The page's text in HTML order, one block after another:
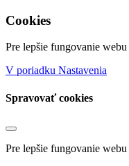
Cookies
Pre lepšie fungovanie
V poriadku Nastavenia
Spravovať cookies
Pre lepšie fungovanie